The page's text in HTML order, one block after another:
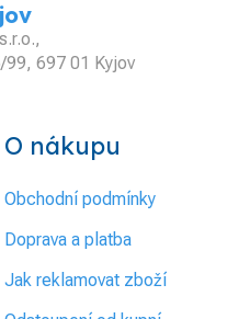
99, 697 01 Kyjov
O nákupu
Obchodní podmínky
Doprava a platba
Jak reklamovat zboží